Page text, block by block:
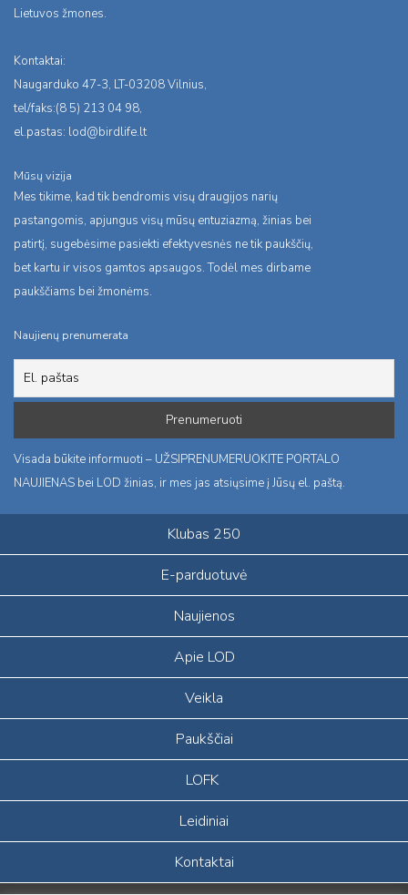
Lietuvos žmones.
Kontaktai:
Naugarduko 47-3, LT-03208 Vilnius,
tel/faks:(8 5) 213 04 98,
el.pastas: lod@birdlife.lt
Mūsų vizija
Mes tikime, kad tik bendromis visų draugijos narių
pastangomis, apjungus visų mūsų entuziazmą, žinias bei
patirtį, sugebėsime pasiekti efektyvesnės ne tik paukščių,
bet kartu ir visos gamtos apsaugos. Todėl mes dirbame
paukščiams bei žmonėms.
Naujienų prenumerata
Visada būkite informuoti – UŽSIPRENUMERUOKITE PORTALO
NAUJIENAS bei LOD žinias, ir mes jas atsiųsime į Jūsų el. paštą.
Klubas 250
E-parduotuvė
Naujienos
Apie LOD
Veikla
Paukščiai
LOFK
Leidiniai
Kontaktai